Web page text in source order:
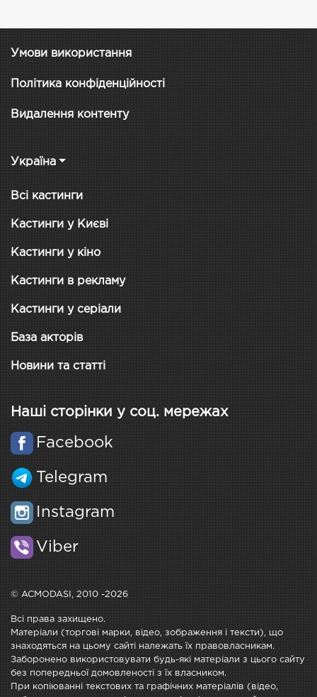
Умови використання
Політика конфіденційності
Видалення контенту
Україна
Всі кастинги
Кастинги у Києві
Кастинги у кіно
Кастинги в рекламу
Кастинги у серіали
База акторів
Новини та статті
Наші сторінки у соц. мережах
Facebook
Telegram
Instagram
Viber
© ACMODASI, 2010 -2026
Всі права захищено.
Матеріали (торгові марки, відео, зображення і тексти), що
знаходяться на цьому сайті належать їх правовласникам.
Заборонено використовувати будь-які матеріали з цього сайту
без попередньої домовленості з їх власником.
При копіюванні текстових та графічних матеріалів (відео,